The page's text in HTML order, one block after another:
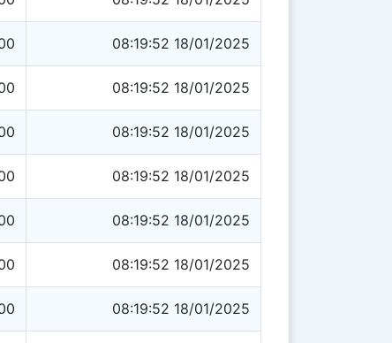
08:19:52 18/01/2025
08:19:52 18/01/2025
08:19:52 18/01/2025
08:19:52 18/01/2025
08:19:52 18/01/2025
08:19:52 18/01/2025
08:19:52 18/01/2025